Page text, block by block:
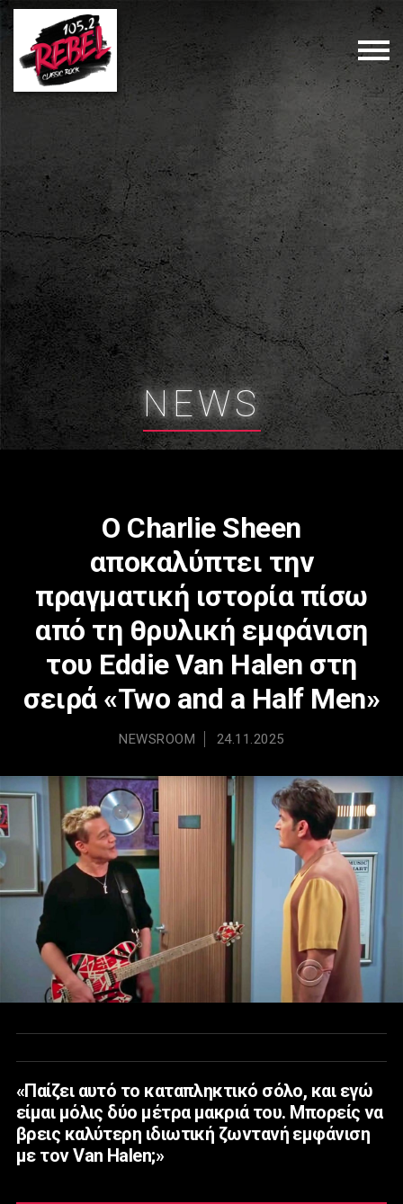
NEWS
Ο Charlie Sheen
αποκαλύπτει την
πραγματική ιστορία πίσω
από τη θρυλική εμφάνιση
του Eddie Van Halen στη
σειρά «Two and a Half Men»
NEWSROOM 24.11.2025
«Παίζει αυτό το καταπληκτικό σόλο, και εγώ
είμαι μόλις δύο μέτρα μακριά του. Μπορείς να
βρεις καλύτερη ιδιωτική ζωντανή εμφάνιση
με τον Van Halen;»